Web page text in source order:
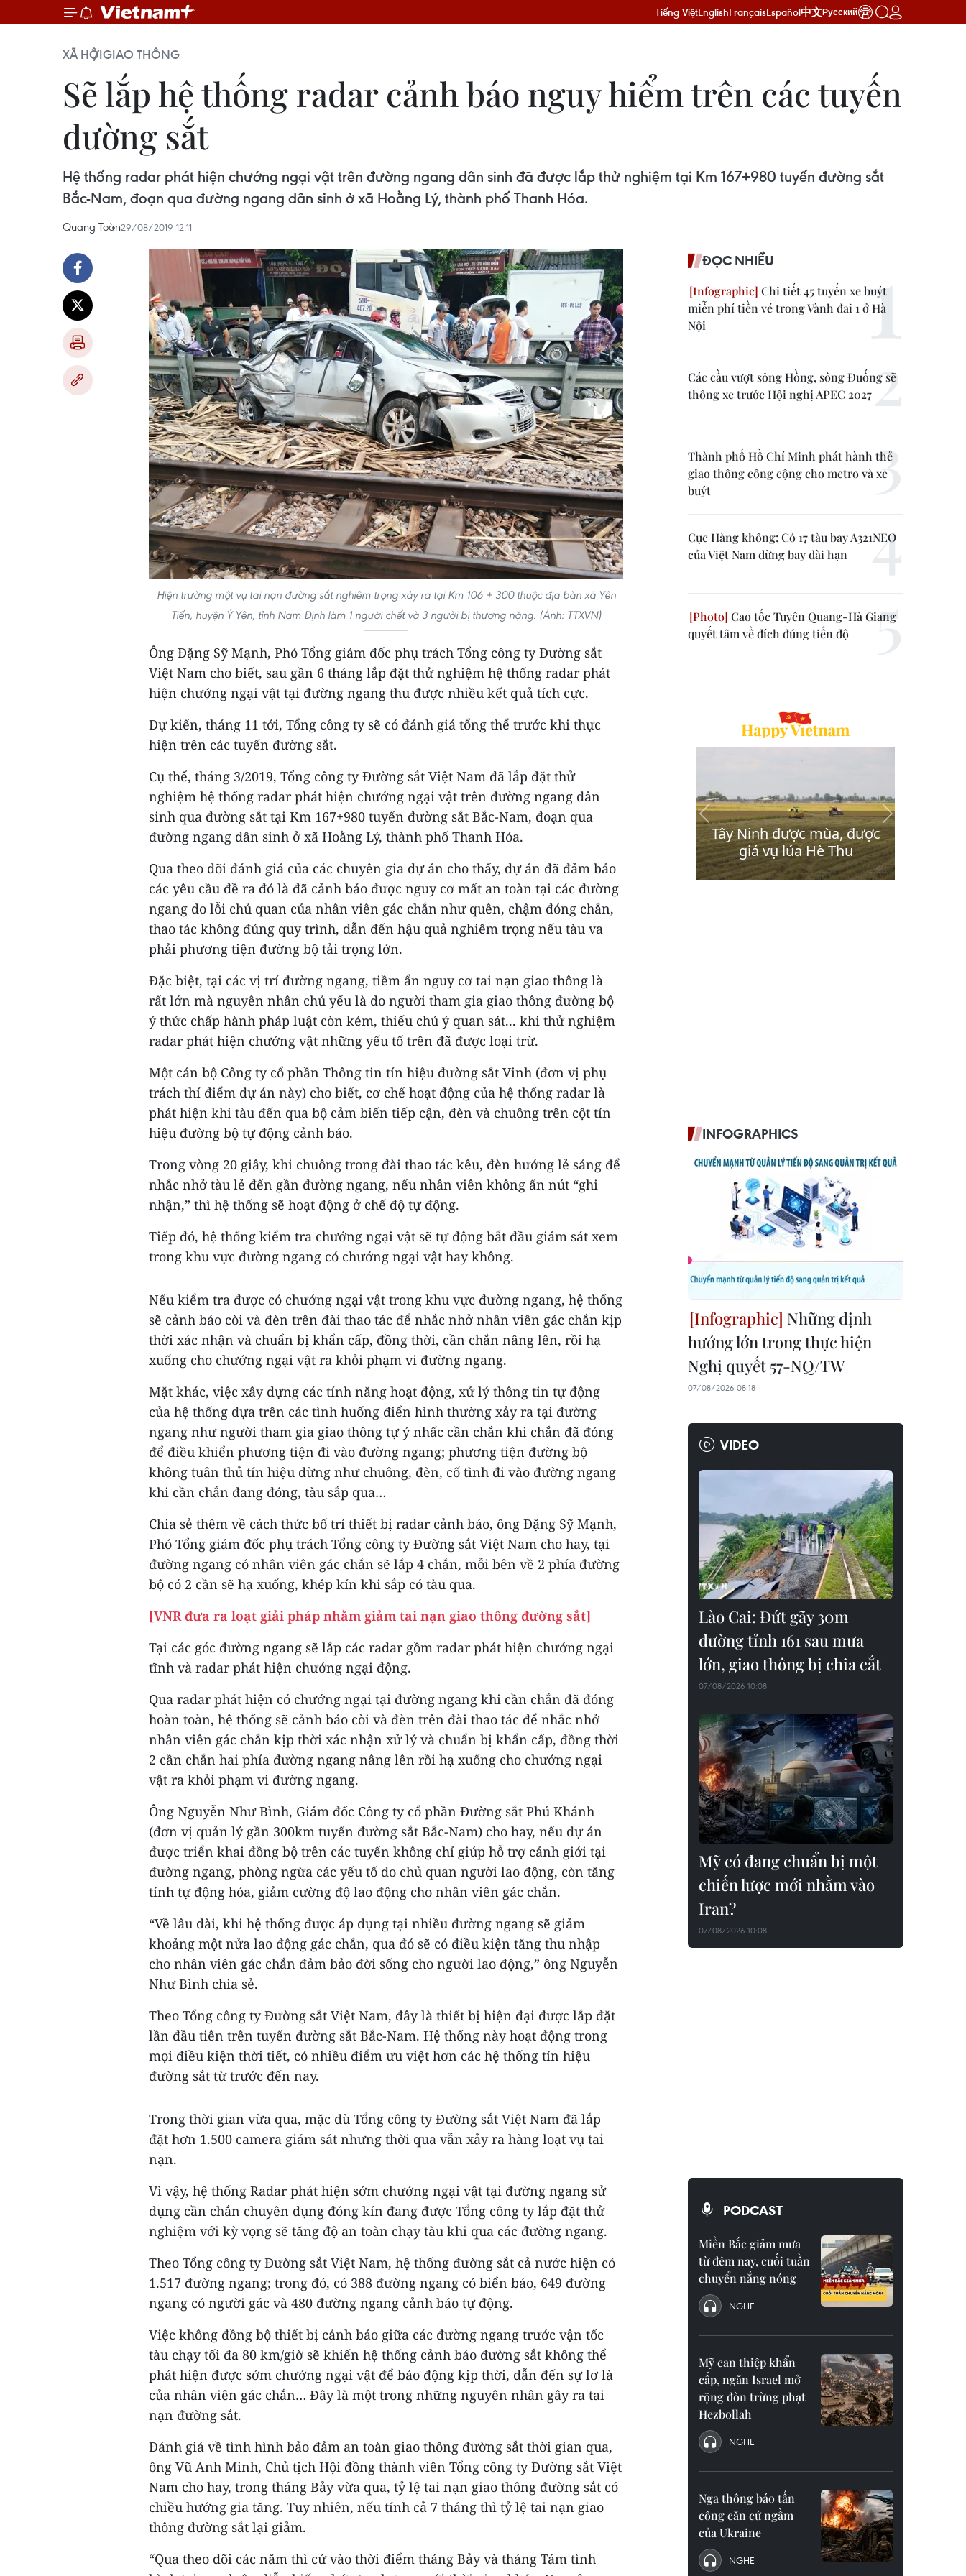
Tiếng ViệtEnglishFrançaisEspañol中文Русский
XÃ HỘIGIAO THÔNG
Sẽ lắp hệ thống radar cảnh báo nguy hiểm trên các tuyến
đường sắt
Hệ thống radar phát hiện chướng ngại vật trên đường ngang dân sinh đã được lắp thử nghiệm tại Km 167+980 tuyến đường sắt
Bắc-Nam, đoạn qua đường ngang dân sinh ở xã Hoằng Lý, thành phố Thanh Hóa.
Quang Toàn29/08/2019 12:11
Hiện trường một vụ tai nạn đường sắt nghiêm trọng xảy ra tại Km 106 + 300 thuộc địa bàn xã Yên
Tiến, huyện Ý Yên, tỉnh Nam Định làm 1 người chết và 3 người bị thương nặng. (Ảnh: TTXVN)
Ông Đặng Sỹ Mạnh, Phó Tổng giám đốc phụ trách Tổng công ty Đường sắt
Việt Nam cho biết, sau gần 6 tháng lắp đặt thử nghiệm hệ thống radar phát
hiện chướng ngại vật tại đường ngang thu được nhiều kết quả tích cực.
Dự kiến, tháng 11 tới, Tổng công ty sẽ có đánh giá tổng thể trước khi thực
hiện trên các tuyến đường sắt.
Cụ thể, tháng 3/2019, Tổng công ty Đường sắt Việt Nam đã lắp đặt thử
nghiệm hệ thống radar phát hiện chướng ngại vật trên đường ngang dân
sinh qua đường sắt tại Km 167+980 tuyến đường sắt Bắc-Nam, đoạn qua
đường ngang dân sinh ở xã Hoằng Lý, thành phố Thanh Hóa.
Qua theo dõi đánh giá của các chuyên gia dự án cho thấy, dự án đã đảm bảo
các yêu cầu đề ra đó là đã cảnh báo được nguy cơ mất an toàn tại các đường
ngang do lỗi chủ quan của nhân viên gác chắn như quên, chậm đóng chắn,
thao tác không đúng quy trình, dẫn đến hậu quả nghiêm trọng nếu tàu va
phải phương tiện đường bộ tải trọng lớn.
Đặc biệt, tại các vị trí đường ngang, tiềm ẩn nguy cơ tai nạn giao thông là
rất lớn mà nguyên nhân chủ yếu là do người tham gia giao thông đường bộ
ý thức chấp hành pháp luật còn kém, thiếu chú ý quan sát... khi thử nghiệm
radar phát hiện chướng vật những yếu tố trên đã được loại trừ.
Một cán bộ Công ty cổ phần Thông tin tín hiệu đường sắt Vinh (đơn vị phụ
trách thí điểm dự án này) cho biết, cơ chế hoạt động của hệ thống radar là
phát hiện khi tàu đến qua bộ cảm biến tiếp cận, đèn và chuông trên cột tín
hiệu đường bộ tự động cảnh báo.
Trong vòng 20 giây, khi chuông trong đài thao tác kêu, đèn hướng lẻ sáng để
nhắc nhở tàu lẻ đến gần đường ngang, nếu nhân viên không ấn nút “ghi
nhận,” thì hệ thống sẽ hoạt động ở chế độ tự động.
Tiếp đó, hệ thống kiểm tra chướng ngại vật sẽ tự động bắt đầu giám sát xem
trong khu vực đường ngang có chướng ngại vật hay không.
Nếu kiểm tra được có chướng ngại vật trong khu vực đường ngang, hệ thống
sẽ cảnh báo còi và đèn trên đài thao tác để nhắc nhở nhân viên gác chắn kịp
thời xác nhận và chuẩn bị khẩn cấp, đồng thời, cần chắn nâng lên, rồi hạ
xuống cho chướng ngại vật ra khỏi phạm vi đường ngang.
Mặt khác, việc xây dựng các tính năng hoạt động, xử lý thông tin tự động
của hệ thống dựa trên các tình huống điển hình thường xảy ra tại đường
ngang như người tham gia giao thông tự ý nhấc cần chắn khi chắn đã đóng
để điều khiển phương tiện đi vào đường ngang; phương tiện đường bộ
không tuân thủ tín hiệu dừng như chuông, đèn, cố tình đi vào đường ngang
khi cần chắn đang đóng, tàu sắp qua…
Chia sẻ thêm về cách thức bố trí thiết bị radar cảnh báo, ông Đặng Sỹ Mạnh,
Phó Tổng giám đốc phụ trách Tổng công ty Đường sắt Việt Nam cho hay, tại
đường ngang có nhân viên gác chắn sẽ lắp 4 chắn, mỗi bên về 2 phía đường
bộ có 2 cần sẽ hạ xuống, khép kín khi sắp có tàu qua.
[VNR đưa ra loạt giải pháp nhằm giảm tai nạn giao thông đường sắt]
Tại các góc đường ngang sẽ lắp các radar gồm radar phát hiện chướng ngại
tĩnh và radar phát hiện chướng ngại động.
Qua radar phát hiện có chướng ngại tại đường ngang khi cần chắn đã đóng
hoàn toàn, hệ thống sẽ cảnh báo còi và đèn trên đài thao tác để nhắc nhở
nhân viên gác chắn kịp thời xác nhận xử lý và chuẩn bị khẩn cấp, đồng thời
2 cần chắn hai phía đường ngang nâng lên rồi hạ xuống cho chướng ngại
vật ra khỏi phạm vi đường ngang.
Ông Nguyễn Như Bình, Giám đốc Công ty cổ phần Đường sắt Phú Khánh
(đơn vị quản lý gần 300km tuyến đường sắt Bắc-Nam) cho hay, nếu dự án
được triển khai đồng bộ trên các tuyến không chỉ giúp hỗ trợ cảnh giới tại
đường ngang, phòng ngừa các yếu tố do chủ quan người lao động, còn tăng
tính tự động hóa, giảm cường độ lao động cho nhân viên gác chắn.
“Về lâu dài, khi hệ thống được áp dụng tại nhiều đường ngang sẽ giảm
khoảng một nửa lao động gác chắn, qua đó sẽ có điều kiện tăng thu nhập
cho nhân viên gác chắn đảm bảo đời sống cho người lao động,” ông Nguyễn
Như Bình chia sẻ.
Theo Tổng công ty Đường sắt Việt Nam, đây là thiết bị hiện đại được lắp đặt
lần đầu tiên trên tuyến đường sắt Bắc-Nam. Hệ thống này hoạt động trong
mọi điều kiện thời tiết, có nhiều điểm ưu việt hơn các hệ thống tín hiệu
đường sắt từ trước đến nay.
Trong thời gian vừa qua, mặc dù Tổng công ty Đường sắt Việt Nam đã lắp
đặt hơn 1.500 camera giám sát nhưng thời qua vẫn xảy ra hàng loạt vụ tai
nạn.
Vì vậy, hệ thống Radar phát hiện sớm chướng ngại vật tại đường ngang sử
dụng cần chắn chuyên dụng đóng kín đang được Tổng công ty lắp đặt thử
nghiệm với kỳ vọng sẽ tăng độ an toàn chạy tàu khi qua các đường ngang.
Theo Tổng công ty Đường sắt Việt Nam, hệ thống đường sắt cả nước hiện có
1.517 đường ngang; trong đó, có 388 đường ngang có biển báo, 649 đường
ngang có người gác và 480 đường ngang cảnh báo tự động.
Việc không đồng bộ thiết bị cảnh báo giữa các đường ngang trước vận tốc
tàu chạy tối đa 80 km/giờ sẽ khiến hệ thống cảnh báo đường sắt không thể
phát hiện được sớm chướng ngại vật để báo động kịp thời, dẫn đến sự lơ là
của nhân viên gác chắn… Đây là một trong những nguyên nhân gây ra tai
nạn đường sắt.
Đánh giá về tình hình bảo đảm an toàn giao thông đường sắt thời gian qua,
ông Vũ Anh Minh, Chủ tịch Hội đồng thành viên Tổng công ty Đường sắt Việt
Nam cho hay, trong tháng Bảy vừa qua, tỷ lệ tai nạn giao thông đường sắt có
chiều hướng gia tăng. Tuy nhiên, nếu tính cả 7 tháng thì tỷ lệ tai nạn giao
thông đường sắt lại giảm.
“Qua theo dõi các năm thì cứ vào thời điểm tháng Bảy và tháng Tám tình
ĐỌC NHIỀU
Chi tiết 45 tuyến xe buýt
miễn phí tiền vé trong Vành đai 1 ở Hà
Nội
Các cầu vượt sông Hồng, sông Đuống sẽ
thông xe trước Hội nghị APEC 2027
Thành phố Hồ Chí Minh phát hành thẻ
giao thông công cộng cho metro và xe
buýt
Cục Hàng không: Có 17 tàu bay A321NEO
của Việt Nam dừng bay dài hạn
Cao tốc Tuyên Quang-Hà Giang
quyết tâm về đích đúng tiến độ
INFOGRAPHICS
Những định
hướng lớn trong thực hiện
Nghị quyết 57-NQ/TW
07/08/2026 08:18
VIDEO
Lào Cai: Đứt gãy 30m
đường tỉnh 161 sau mưa
lớn, giao thông bị chia cắt
07/08/2026 10:08
Mỹ có đang chuẩn bị một
chiến lược mới nhằm vào
Iran?
07/08/2026 10:08
PODCAST
Miền Bắc giảm mưa
từ đêm nay, cuối tuần
chuyển nắng nóng
NGHE
Mỹ can thiệp khẩn
cấp, ngăn Israel mở
rộng đòn trừng phạt
Hezbollah
NGHE
Nga thông báo tấn
công căn cứ ngầm
của Ukraine
NGHE